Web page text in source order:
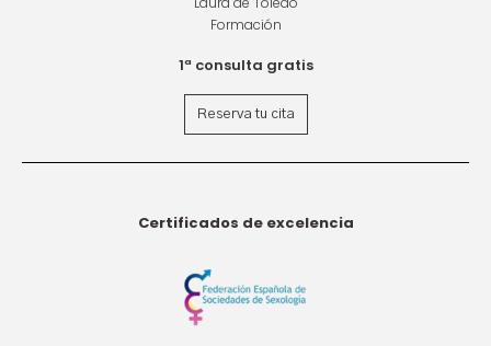
Formación
1ª consulta gratis
Reserva tu cita
Certificados de excelencia